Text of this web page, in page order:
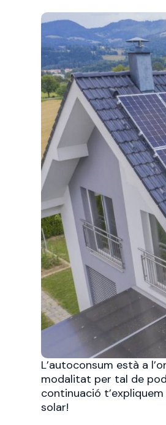
L’autoconsum està a
modalitat per tal de
continuació
solar!